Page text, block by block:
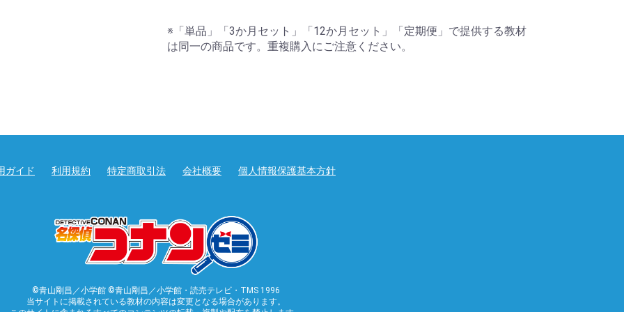
※「単品」「3か月セット」「12か月セット」「定期便」で提供する教材
は同一の商品です。重複購入にご注意ください。
ガイド 利用規約 特定商取引法 会社概要 個人情報保護基本方針
©青山剛昌／小学館 ©青山剛昌／小学館・読売テレビ・TMS 1996
当サイトに掲載されている教材の内容は変更となる場合があります。